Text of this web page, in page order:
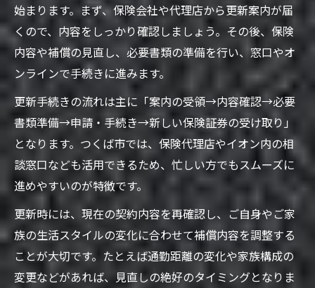
始まります。まず、保険会社や代理店から更新案内が届
くので、内容をしっかり確認しましょう。その後、保険
内容や補償の見直し、必要書類の準備を行い、窓口やオ
ンラインで手続きに進みます。
更新手続きの流れは主に「案内の受領→内容確認→必要
書類準備→申請・手続き→新しい保険証券の受け取り」
となります。つくば市では、保険代理店やイオン内の相
談窓口なども活用できるため、忙しい方でもスムーズに
進めやすいのが特徴です。
更新時には、現在の契約内容を再確認し、ご自身やご家
族の生活スタイルの変化に合わせて補償内容を調整する
ことが大切です。たとえば通勤距離の変化や家族構成の
変更などがあれば、見直しの絶好のタイミングとなりま